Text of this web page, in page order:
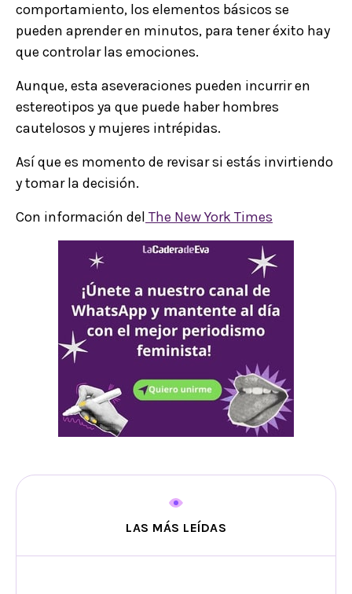
comportamiento, los elementos básicos se
pueden aprender en minutos, para tener éxito hay
que controlar las emociones.
Aunque, esta aseveraciones pueden incurrir en
estereotipos ya que puede haber hombres
cautelosos y mujeres intrépidas.
Así que es momento de revisar si estás invirtiendo
y tomar la decisión.
Con información del The New York Times
LAS MÁS LEÍDAS